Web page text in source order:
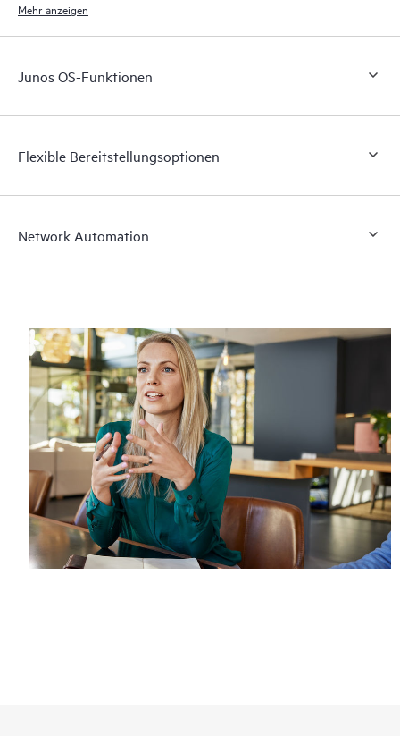
Mehr anzeigen
Junos OS-Funktionen
Flexible Bereitstellungsoptionen
Network Automation